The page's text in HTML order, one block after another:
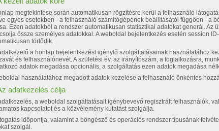
megtekintése során automatikusan rögzítésre kerül a felhasználó
egyes esetekben - a felhasználó számítógépének beállításától függően - a
Ezen adatokból a rendszer automatikusan statisztikai adatokat generál. Az
össze személyes adatokkal. A weboldal bejelentkezés esetén session
törlődik.
a honlap bejelentkezést igénylő szolgáltatásainak használatához
és felhasználónevét. A születési év, az irányítószám, a foglalkozásra,
adatok megadása opcionális, a szolgáltatás ezen adatok megadása
használatához megadott adatok kezelése a felhasználó önkéntes
adatkezelés célja
a weboldal szolgáltatásait igénybevevő regisztrált felhasználók,
kapcsolatot és a közvélemény kutatást szolgálja.
időpontja, valamint a böngésző és operációs rendszer típusának
szolgál.